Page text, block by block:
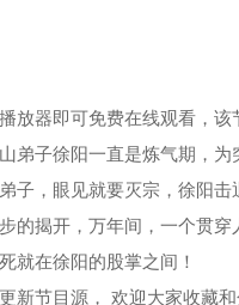
第55集
第59集
第63集
放器即可免费在线观看，该
弟子徐阳一直是炼气期，为
子，眼见就要灭宗，徐阳击
的揭开，万年间，一个贯
就在徐阳的股掌之间！
新节目源， 欢迎大家收藏